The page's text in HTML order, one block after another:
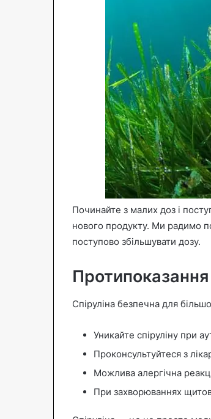
Починайте з малих доз і
нового продукту. Ми радимо
поступово збільшувати дозу.
Протипоказання
Спіруліна безпечна для
Уникайте спіруліну при
Проконсультуйтеся з
Можлива алергічна
При захворюваннях